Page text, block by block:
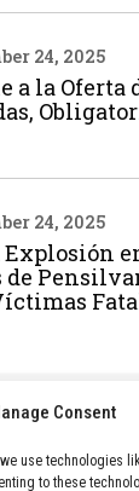
Consent
use technologies
to these
24, 2025
a la Oferta
24, 2025
Explosión